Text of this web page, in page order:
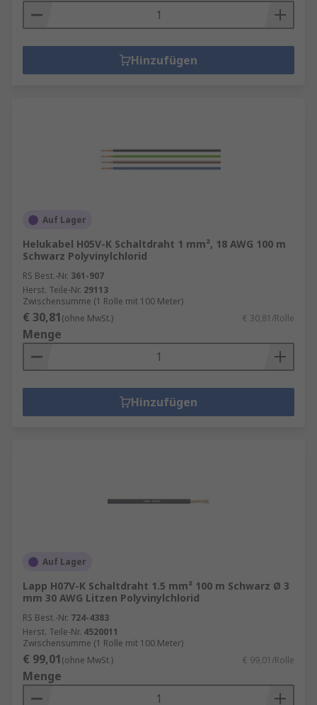
Hinzufügen
Auf Lager
Helukabel H05V-K Schaltdraht 1 mm², 18 AWG 100 m
Schwarz Polyvinylchlorid
RS Best.-Nr. 361-907
Herst. Teile-Nr. 29113
Zwischensumme (1 Rolle mit 100 Meter)
€ 30,81(ohne MwSt.) € 30,81/Rolle
Menge
Hinzufügen
Auf Lager
Lapp H07V-K Schaltdraht 1.5 mm² 100 m Schwarz Ø 3
mm 30 AWG Litzen Polyvinylchlorid
RS Best.-Nr. 724-4383
Herst. Teile-Nr. 4520011
Zwischensumme (1 Rolle mit 100 Meter)
€ 99,01(ohne MwSt.) € 99,01/Rolle
Menge